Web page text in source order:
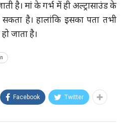
है। मां के गर्भ में ही अल्ट्रासाउंड के
सकता है। हालांकि इसका पता तभी
जाता है।
Facebook Twitter